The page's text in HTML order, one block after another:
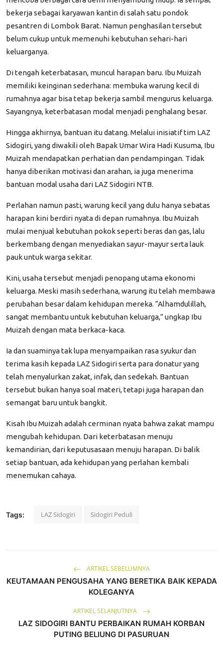
bekerja sebagai karyawan kantin di salah satu pondok
pesantren di Lombok Barat. Namun penghasilan tersebut
belum cukup untuk memenuhi kebutuhan sehari-hari
keluarganya.
Di tengah keterbatasan, muncul harapan baru. Ibu Muizah
memiliki keinginan sederhana: membuka warung kecil di
rumahnya agar bisa tetap bekerja sambil mengurus keluarga.
Sayangnya, keterbatasan modal menjadi penghalang besar.
Hingga akhirnya, bantuan itu datang. Melalui inisiatif tim LAZ
Sidogiri, yang diwakili oleh Bapak Umar Wira Hadi Kusuma, Ibu
Muizah mendapatkan perhatian dan pendampingan. Tidak
hanya diberikan motivasi dan arahan, ia juga menerima
bantuan modal usaha dari LAZ Sidogiri NTB.
Perlahan namun pasti, warung kecil yang dulu hanya sebatas
harapan kini berdiri nyata di depan rumahnya. Ibu Muizah
mulai menjual kebutuhan pokok seperti beras dan gas, lalu
berkembang dengan menyediakan sayur-mayur serta lauk
pauk untuk warga sekitar.
Kini, usaha tersebut menjadi penopang utama ekonomi
keluarga. Meski masih sederhana, warung itu telah membawa
perubahan besar dalam kehidupan mereka. “Alhamdulillah,
sangat membantu untuk kebutuhan keluarga,” ungkap Ibu
Muizah dengan mata berkaca-kaca.
Ia dan suaminya tak lupa menyampaikan rasa syukur dan
terima kasih kepada LAZ Sidogiri serta para donatur yang
telah menyalurkan zakat, infak, dan sedekah. Bantuan
tersebut bukan hanya soal materi, tetapi juga harapan dan
semangat baru untuk bangkit.
Kisah Ibu Muizah adalah cerminan nyata bahwa zakat mampu
mengubah kehidupan. Dari keterbatasan menuju
kemandirian, dari keputusasaan menuju harapan. Di balik
setiap bantuan, ada kehidupan yang perlahan kembali
menemukan cahaya.
Tags: LAZ Sidogiri Sidogiri Peduli
ARTIKEL SEBELUMNYA
KEUTAMAAN PENGUSAHA YANG BERETIKA BAIK KEPADA
KOLEGANYA
ARTIKEL SELANJUTNYA
LAZ SIDOGIRI BANTU PERBAIKAN RUMAH KORBAN
PUTING BELIUNG DI PASURUAN